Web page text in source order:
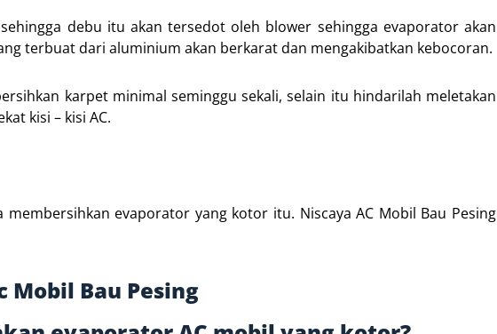
debu itu akan tersedot oleh blower sehingga evaporator akan
terbuat dari aluminium akan berkarat dan mengakibatkan kebocoran.
karpet minimal seminggu sekali, selain itu hindarilah meletakan
kisi – kisi AC.
evaporator yang kotor itu. Niscaya AC Mobil Bau Pesing
Mobil Bau Pesing